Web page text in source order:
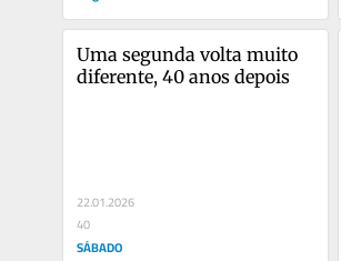
Uma segunda volta muito
diferente, 40 anos depois
22.01.2026
40
SÁBADO